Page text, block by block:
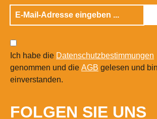
Ich habe die Datenschutzbestimmungen
genommen und die AGB gelesen und
einverstanden.
FOLGEN SIE UNS